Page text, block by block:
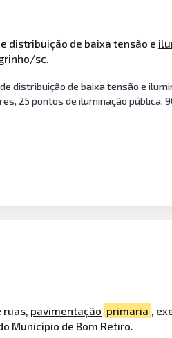
distribuição de baixa tensão e
sc.
de distribuição de baixa tensão e
25 pontos de iluminação pública,
ruas, pavimentação primaria ,
Município de Bom Retiro.